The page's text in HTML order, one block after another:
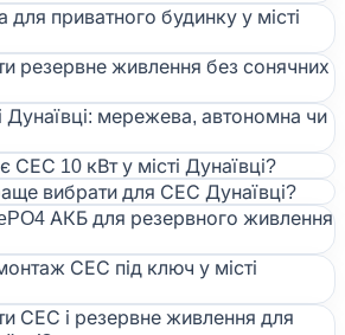
для приватного будинку у місті
резервне живлення без сонячних
Дунаївці: мережева, автономна чи
СЕС 10 кВт у місті Дунаївці?
вибрати для СЕС Дунаївці?
АКБ для резервного живлення
СЕС під ключ у місті
СЕС і резервне живлення для